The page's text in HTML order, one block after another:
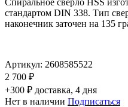
стандартом DIN 338. Тип
наконечник заточен на 135
Артикул: 2608585522
2 700 ₽
+300 ₽ доставка, 4 дня
Нет в наличии Подписаться